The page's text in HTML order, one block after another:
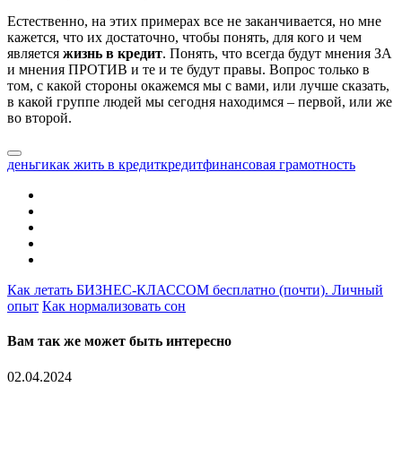
Естественно, на этих примерах все не заканчивается, но мне
кажется, что их достаточно, чтобы понять, для кого и чем
является жизнь в кредит. Понять, что всегда будут мнения ЗА
и мнения ПРОТИВ и те и те будут правы. Вопрос только в
том, с какой стороны окажемся мы с вами, или лучше сказать,
в какой группе людей мы сегодня находимся – первой, или же
во второй.
деньгикак жить в кредиткредитфинансовая грамотность
Как летать БИЗНЕС-КЛАССОМ бесплатно (почти). Личный
опыт Как нормализовать сон
Вам так же может быть интересно
02.04.2024